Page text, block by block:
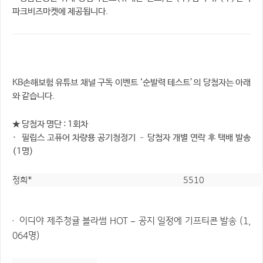
파크비즈마켓에 제공됩니다.
KB손해보험 유튜브 채널 구독 이벤트 ‘순발력 테스트’의 당첨자는 아래
와 같습니다.
★ 당첨자 명단 : 1회차
· 필립스 고퓨어 차량용 공기청정기 – 당첨자 개별 연락 후 택배 발송
(1명)
정희* 5510
· 이디야 제주청귤 블라썸 HOT – 공지 일정에 기프티콘 발송 (1,
064명)